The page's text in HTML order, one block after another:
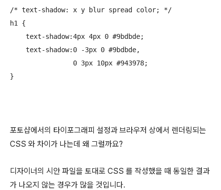
/* text-shadow: x y blur spread color; */
h1 {
    text-shadow:4px 4px 0 #9bdbde;
    text-shadow:0 -3px 0 #9bdbde,
                0 3px 10px #943978;
}
포토샵에서의 타이포그래피 설정과 브라우저 상에서 렌더링되는
CSS 와 차이가 나는데 왜 그럴까요?
디자이너의 시안 파일을 토대로 CSS 를 작성했을 때 동일한 결과
가 나오지 않는 경우가 많을 것입니다.